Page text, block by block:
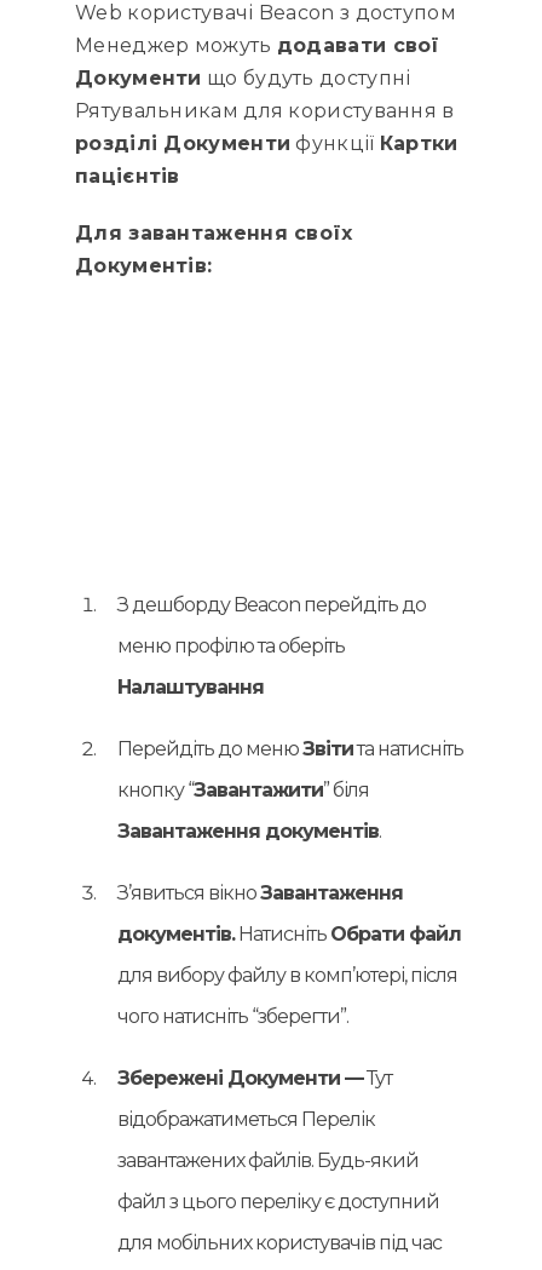
Web користувачі Beacon з доступом
Менеджер можуть додавати свої
Документи що будуть доступні
Рятувальникам для користування в
розділі Документи функції Картки
пацієнтів
Для завантаження своїх
Документів:
З дешборду Beacon перейдіть до
меню профілю та оберіть
Налаштування
Перейдіть до менюЗвітита натисніть
кнопку “Завантажити” біля
Завантаження документів.
З’явиться вікноЗавантаження
документів.Натисніть Обрати файл
для вибору файлу в комп’ютері, після
чого натисніть “зберегти”.
Збережені Документи —Тут
відображатиметься Перелік
завантажених файлів. Будь-який
файл з цього переліку є доступний
для мобільних користувачів під час